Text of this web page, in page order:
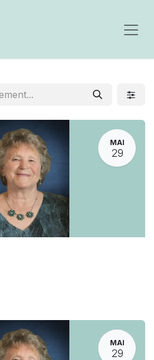
MAI
29
MAI
29